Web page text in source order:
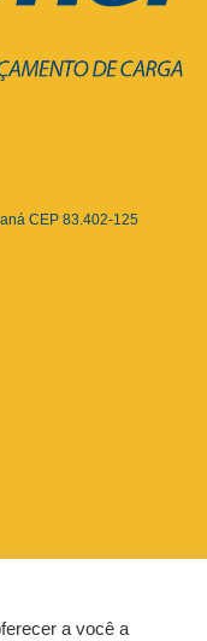
CEP 83.402-125
a você a